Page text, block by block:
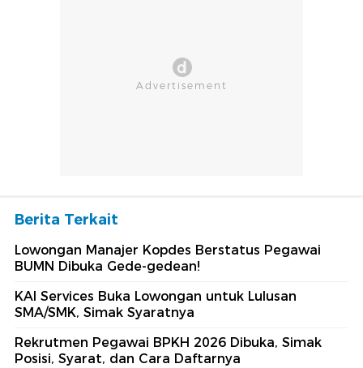
Berita Terkait
Lowongan Manajer Kopdes Berstatus Pegawai
BUMN Dibuka Gede-gedean!
KAI Services Buka Lowongan untuk Lulusan
SMA/SMK, Simak Syaratnya
Rekrutmen Pegawai BPKH 2026 Dibuka, Simak
Posisi, Syarat, dan Cara Daftarnya